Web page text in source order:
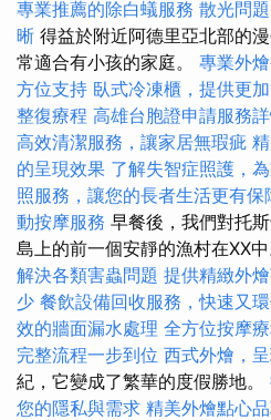
專業推薦的除白蟻服務 散光問
晰 得益於附近阿德里亞北部的
常適合有小孩的家庭。 專業外
方位支持 臥式冷凍櫃，提供更
整復療程 高雄台胞證申請服務
高效清潔服務，讓家居無瑕疵
的呈現效果 了解失智症照護，
照服務，讓您的長者生活更有保
動按摩服務 早餐後，我們對托
島上的前一個安靜的漁村在XX中
解決各類害蟲問題 提供精緻外
少 餐飲設備回收服務，快速又
效的牆面漏水處理 全方位按摩
完整流程一步到位 西式外燴，
紀，它變成了繁華的度假勝地。
您的隱私與需求 精美外燴點心